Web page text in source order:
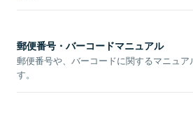
郵便番号・バーコードマニュアル
郵便番号や、バーコードに関するマニュア
す。